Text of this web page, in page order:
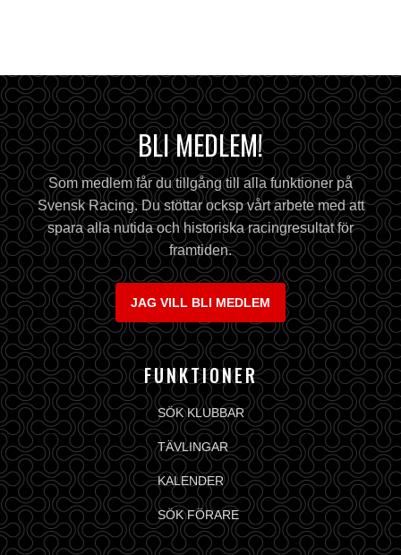
BLI MEDLEM!
Som medlem får du tillgång till alla funktioner på
Svensk Racing. Du stöttar ocksp vårt arbete med att
spara alla nutida och historiska racingresultat för
framtiden.
JAG VILL BLI MEDLEM
FUNKTIONER
SÖK KLUBBAR
TÄVLINGAR
KALENDER
SÖK FÖRARE